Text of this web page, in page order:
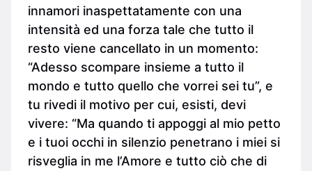
innamori inaspettatamente con una
intensità ed una forza tale che tutto il
resto viene cancellato in un momento:
“Adesso scompare insieme a tutto il
mondo e tutto quello che vorrei sei tu”, e
tu rivedi il motivo per cui, esisti, devi
vivere: “Ma quando ti appoggi al mio petto
e i tuoi occhi in silenzio penetrano i miei si
risveglia in me l’Amore e tutto ciò che di